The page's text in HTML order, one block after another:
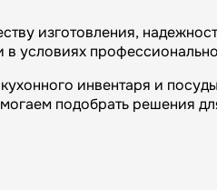
изготовления,
в условиях
инвентаря и
подобрать решения